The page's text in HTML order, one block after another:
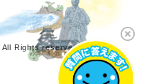
Rights reserved.